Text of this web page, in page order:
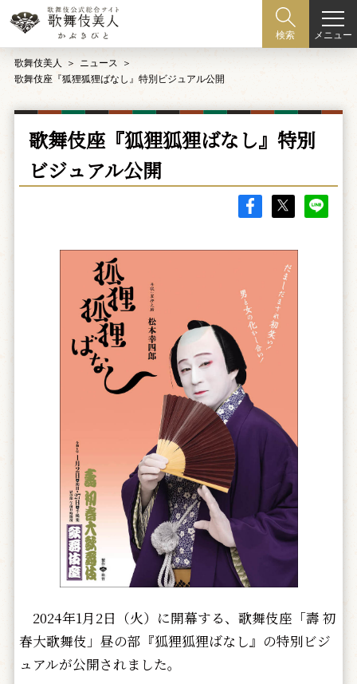
検索 メニュー
歌舞伎美人
ニュース
歌舞伎座『狐狸狐狸ばなし』特別ビジュアル公開
歌舞伎座『狐狸狐狸ばなし』特別
ビジュアル公開
2024年1月2日（火）に開幕する、歌舞伎座「壽 初
春大歌舞伎」昼の部『狐狸狐狸ばなし』の特別ビジ
ュアルが公開されました。